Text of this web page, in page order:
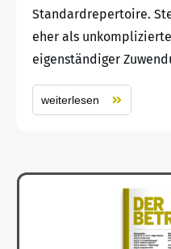
Standardrepertoire.
eher als
eigenständiger
weiterlesen